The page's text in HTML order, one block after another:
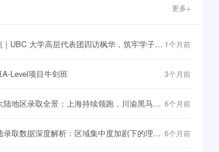
UBC 大学高层代表团四访枫华，筑牢学子直 1个月前
Level项目牛剑班 3个月前
陆地区录取全景：上海持续领跑，川渝黑马频 6个月前
录取数据深度解析：区域集中度加剧下的理性 6个月前
更多+